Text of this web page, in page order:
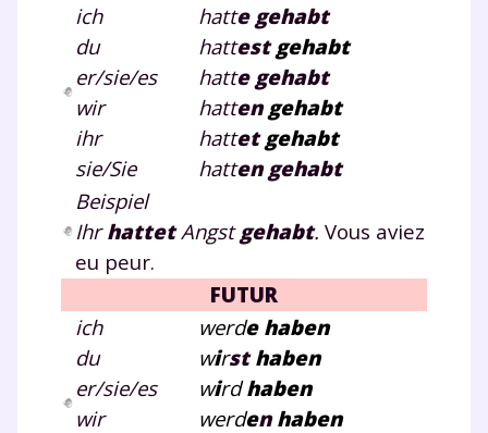
ich
du
er/sie/es
wir
ihr
sie/Sie
hatte gehabt
hattest gehabt
hatte gehabt
hatten gehabt
hattet gehabt
hatten gehabt
Beispiel
IhrhattetAngst gehabt. Vous aviez
eu peur.
FUTUR
ich
du
er/sie/es
wir
werde haben
wirst haben
wird haben
werdenhaben